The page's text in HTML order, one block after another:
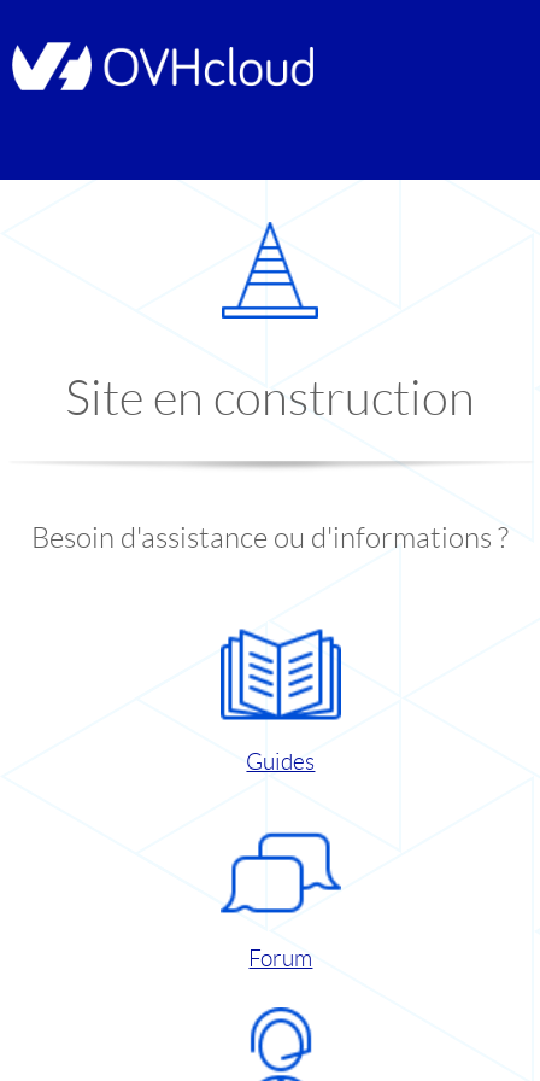
Site en construction
Besoin d'assistance ou d'informations ?
Guides
Forum